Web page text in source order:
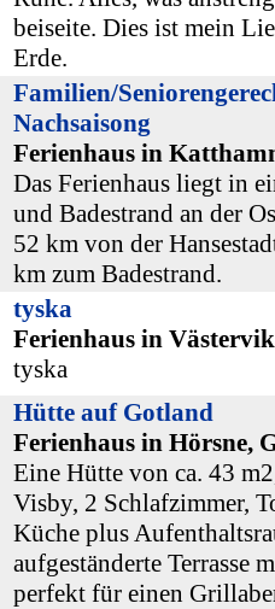
beiseite. Dies ist mein
Erde.
Familien/
Nachsaisong
Ferienhaus in
Das Ferienhaus liegt in
und Badestrand an der
52 km von der
km zum Badestrand.
tyska
Ferienhaus in
tyska
Hütte auf Gotland
Ferienhaus in Hörsne,
Eine Hütte von ca. 43
Visby, 2 Schlafzimmer,
Küche plus
aufgeständerte Terrasse
perfekt für einen